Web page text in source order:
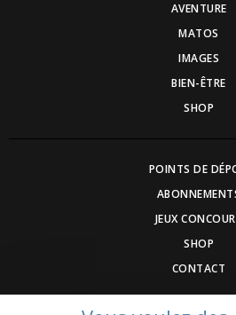
AVENTURE
MATOS
IMAGES
BIEN-ÊTRE
SHOP
POINTS DE
JEUX
SHOP
CONTACT